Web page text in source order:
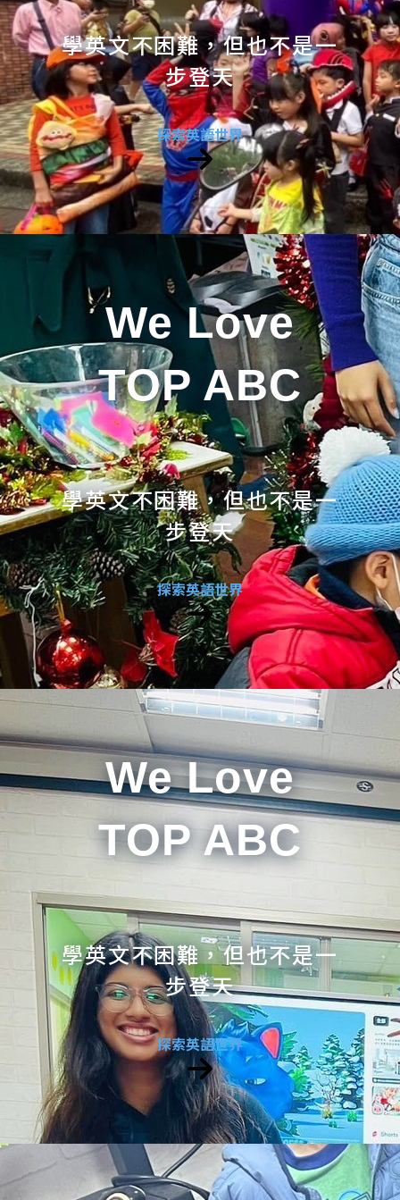
學英文不困難，但也不是一
步登天
探索英語世界
We Love
TOP ABC
學英文不困難，但也不是一
步登天
探索英語世界
We Love
TOP ABC
學英文不困難，但也不是一
步登天
探索英語世界